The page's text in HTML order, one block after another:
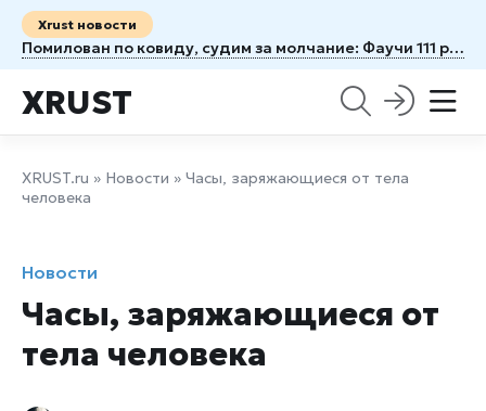
Xrust новости
Помилован по ковиду, судим за молчание: Фаучи 111 раз спрятался за Пятую поправку
XRUST
XRUST.ru » Новости » Часы, заряжающиеся от тела
человека
Новости
Часы, заряжающиеся от
тела человека